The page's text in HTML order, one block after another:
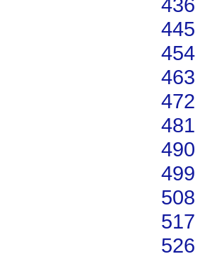
445
454
463
472
481
490
499
508
517
526